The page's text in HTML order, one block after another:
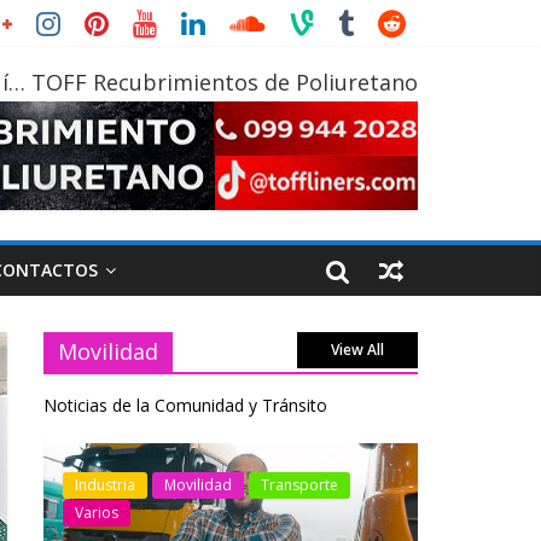
TOFF Recubrimientos de Poliuretano
Movilidad View All
Noticias de la Comunidad y Tránsito
Industria Movilidad
Transporte
Varios